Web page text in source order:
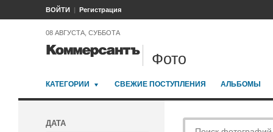
ВОЙТИ Регистрация
08 АВГУСТА, СУББОТА
Фото
КАТЕГОРИИ СВЕЖИЕ ПОСТУПЛЕНИЯ АЛЬБОМЫ
ДАТА